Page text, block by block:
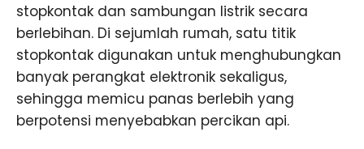
stopkontak dan sambungan listrik secara
berlebihan. Di sejumlah rumah, satu titik
stopkontak digunakan untuk menghubungkan
banyak perangkat elektronik sekaligus,
sehingga memicu panas berlebih yang
berpotensi menyebabkan percikan api.